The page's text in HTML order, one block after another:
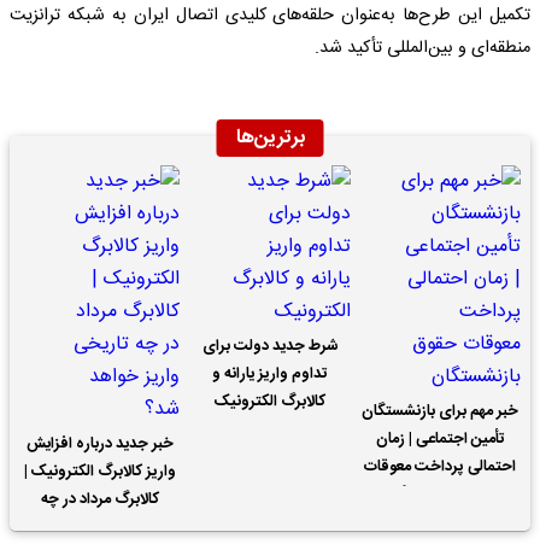
تکمیل این طرح‌ها به‌عنوان حلقه‌های کلیدی اتصال ایران به شبکه ترانزیت
منطقه‌ای و بین‌المللی تأکید شد.
برترین‌ها
خبر مهم برای بازنشستگان
تأمین اجتماعی | زمان
احتمالی پرداخت معوقات
شرط جدید دولت برای
تداوم واریز یارانه و
کالابرگ الکترونیک
خبر جدید درباره افزایش
واریز کالابرگ الکترونیک |
کالابرگ مرداد در چه
تاریخی واریز خواهد شد؟